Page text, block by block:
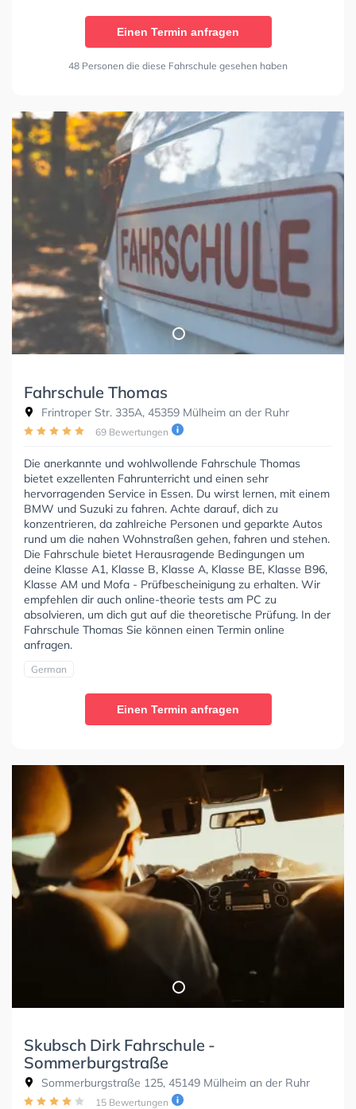
Einen Termin anfragen
48 Personen die diese Fahrschule gesehen haben
Fahrschule Thomas
Frintroper Str. 335A, 45359 Mülheim an der Ruhr
69 Bewertungen
Die anerkannte und wohlwollende Fahrschule Thomas
bietet exzellenten Fahrunterricht und einen sehr
hervorragenden Service in Essen. Du wirst lernen, mit einem
BMW und Suzuki zu fahren. Achte darauf, dich zu
konzentrieren, da zahlreiche Personen und geparkte Autos
rund um die nahen Wohnstraßen gehen, fahren und stehen.
Die Fahrschule bietet Herausragende Bedingungen um
deine Klasse A1, Klasse B, Klasse A, Klasse BE, Klasse B96,
Klasse AM und Mofa - Prüfbescheinigung zu erhalten. Wir
empfehlen dir auch online-theorie tests am PC zu
absolvieren, um dich gut auf die theoretische Prüfung. In der
Fahrschule Thomas Sie können einen Termin online
anfragen.
German
Einen Termin anfragen
Skubsch Dirk Fahrschule -
Sommerburgstraße
Sommerburgstraße 125, 45149 Mülheim an der Ruhr
15 Bewertungen